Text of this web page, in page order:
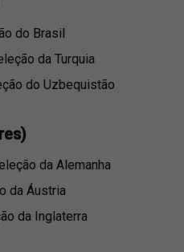
do Brasil
da Turquia
do Uzbequistão
da Alemanha
da Áustria
da Inglaterra